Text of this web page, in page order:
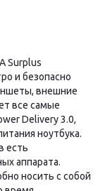
Surplus
и безопасно
внешние
все самые
Delivery 3.0,
ноутбука.
есть
аппарата.
носить с собой